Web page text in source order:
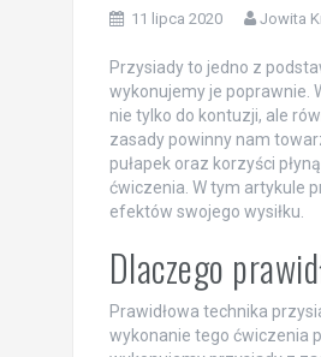
11 lipca 2020 Jowita
Przysiady to jedno z
wykonujemy je poprawnie.
nie tylko do kontuzji, ale
zasady powinny nam
pułapek oraz korzyści
ćwiczenia. W tym artykule
efektów swojego wysiłku.
Dlaczego
Prawidłowa technika
wykonanie tego ćwiczenia